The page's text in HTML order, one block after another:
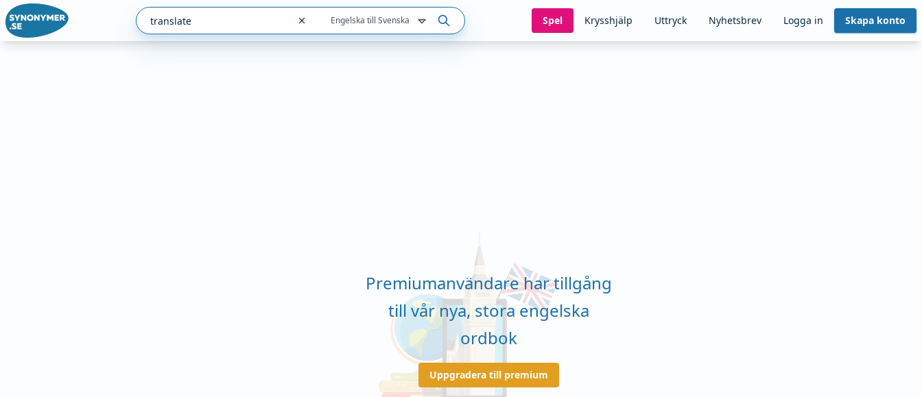
Engelska till Svenska Spel Krysshjälp Uttryck Nyhetsbrev Logga in Skapa konto
Premiumanvändare har tillgång
till vår nya, stora engelska
ordbok
Uppgradera till premium